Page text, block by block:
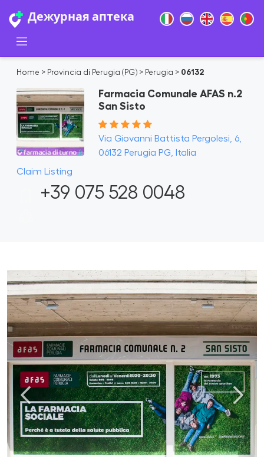
Дежурная аптека
Home > Provincia di Perugia (PG) > Perugia > 06132
Farmacia Comunale AFAS n.2
San Sisto
Via Giovanni Battista Pergolesi, 6,
06132 Perugia PG, Italia
Claim Listing
+39 075 528 0048